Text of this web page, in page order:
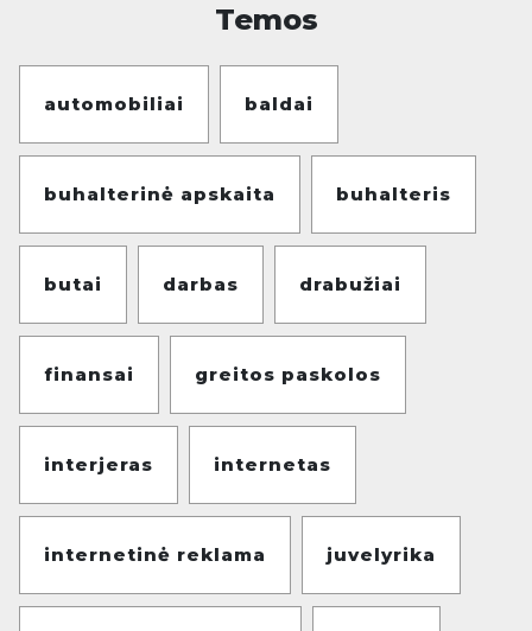
Temos
automobiliai baldai
buhalterinė apskaita buhalteris
butai darbas drabužiai
finansai greitos paskolos
interjeras internetas
internetinė reklama juvelyrika